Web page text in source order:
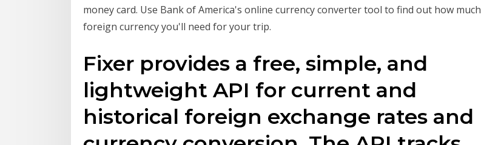
money card. Use Bank of America's online currency converter tool to find out how much
foreign currency you'll need for your trip.
Fixer provides a free, simple, and
lightweight API for current and
historical foreign exchange rates and